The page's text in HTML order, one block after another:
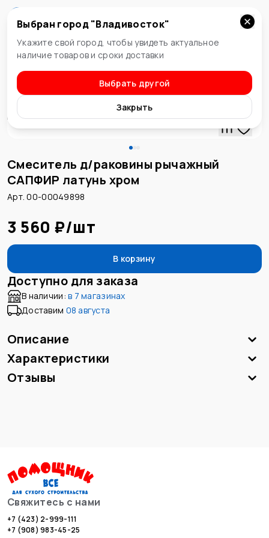
Владивосток
Выбран город "Владивосток"
Укажите свой город, чтобы увидеть актуальное
наличие товаров и сроки доставки
Выбрать другой
Закрыть
Смеситель для раковины
Смеситель д/раковины рычажный
САПФИР латунь хром
Арт. 00-00049898
3 560 ₽/шт
В корзину
Доступно для заказа
В наличии: в 7 магазинах
Доставим 08 августа
Описание
Характеристики
Отзывы
Свяжитесь с нами
+7 (423) 2-999-111
+7 (908) 983-45-25